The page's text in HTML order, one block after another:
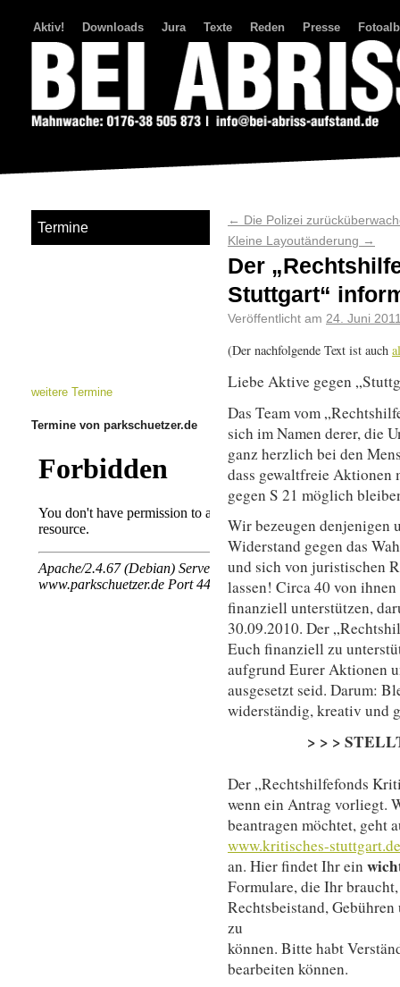
Aktiv! Downloads Jura Texte Reden Presse
← Die Polizei
Kleine Layoutänderung →
Der
Stuttgart“
Veröffentlicht am 24. Juni
(Der nachfolgende Text ist auch
Liebe Aktive gegen
Das Team vom
sich im Namen derer, die
ganz herzlich bei den
dass gewaltfreie Aktionen
gegen S 21 möglich
Wir bezeugen denjenigen
Widerstand gegen das
und sich von juristischen
lassen! Circa 40 von
finanziell unterstützen,
30.09.2010. Der
Euch finanziell zu
aufgrund Eurer Aktionen
ausgesetzt seid. Darum:
widerständig, kreativ und
> > >
Der „Rechtshilfefonds
wenn ein Antrag vorliegt.
beantragen möchtet, geht
www.kritisches-stuttgart.de
an. Hier findet Ihr ein
Formulare, die Ihr
Rechtsbeistand,
zu
können. Bitte habt
bearbeiten können.
Termine
weitere Termine
Termine von parkschuetzer.de